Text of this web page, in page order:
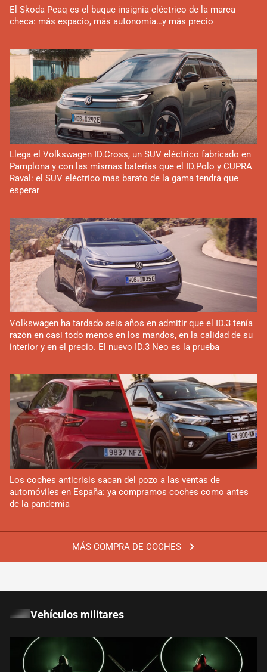
MÁS COMPRA DE COCHES
El Skoda Peaq es el buque insignia eléctrico de la marca
checa: más espacio, más autonomía…y más precio
Llega el Volkswagen ID.Cross, un SUV eléctrico fabricado en
Pamplona y con las mismas baterías que el ID.Polo y CUPRA
Raval: el SUV eléctrico más barato de la gama tendrá que
esperar
Volkswagen ha tardado seis años en admitir que el ID.3 tenía
razón en casi todo menos en los mandos, en la calidad de su
interior y en el precio. El nuevo ID.3 Neo es la prueba
Los coches anticrisis sacan del pozo a las ventas de
automóviles en España: ya compramos coches como antes
de la pandemia
Vehículos militares